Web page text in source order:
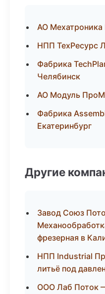
АО
НПП ТехРесурс
Фабрика
Челябинск
АО Модуль
Фабрика
Екатеринбург
Другие
Завод Союз
фрезерная в
НПП Industrial
литьё под
ООО Лаб Поток